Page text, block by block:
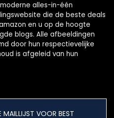
alles-in-één
die de beste deals
en u op de hoogte
blogs. Alle afbeeldingen
door hun respectievelijke
is afgeleid van hun
VOOR BEST